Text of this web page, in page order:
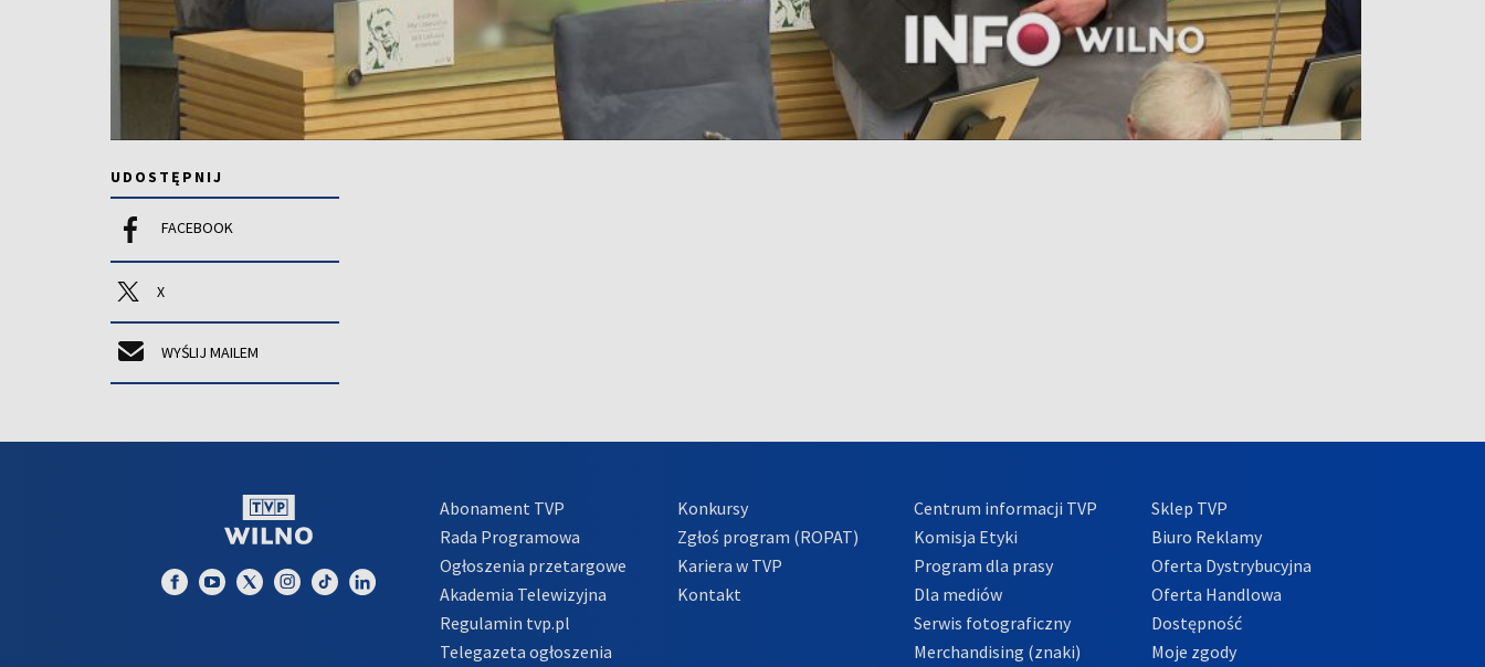
UDOSTĘPNIJ
FACEBOOK
X
WYŚLIJ MAILEM
Abonament TVP
Rada Programowa
Ogłoszenia przetargowe
Akademia Telewizyjna
Regulamin tvp.pl
Telegazeta ogłoszenia
Konkursy
Zgłoś program (ROPAT)
Kariera w TVP
Kontakt
Centrum informacji TVP
Komisja Etyki
Program dla prasy
Dla mediów
Serwis fotograficzny
Merchandising (znaki)
Sklep TVP
Biuro Reklamy
Oferta Dystrybucyjna
Oferta Handlowa
Dostępność
Moje zgody